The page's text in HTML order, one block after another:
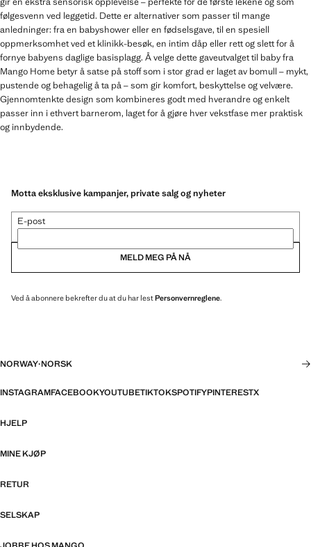
følgesvenn ved leggetid. Dette er alternativer som passer til mange
anledninger: fra en babyshower eller en fødselsgave, til en spesiell
oppmerksomhet ved et klinikk-besøk, en intim dåp eller rett og slett for å
fornye babyens daglige basisplagg. Å velge dette gaveutvalget til baby fra
Mango Home betyr å satse på stoff som i stor grad er laget av bomull – mykt,
pustende og behagelig å ta på – som gir komfort, beskyttelse og velvære.
Gjennomtenkte design som kombineres godt med hverandre og enkelt
passer inn i ethvert barnerom, laget for å gjøre hver vekstfase mer praktisk
og innbydende.
Motta eksklusive kampanjer, private salg og nyheter
E-post
MELD MEG PÅ NÅ
Ved å abonnere bekrefter du at du har lestPersonvernreglene.
NORWAY·NORSK
INSTAGRAMFACEBOOKYOUTUBETIKTOKSPOTIFYPINTERESTX
HJELP
MINE KJØP
RETUR
SELSKAP